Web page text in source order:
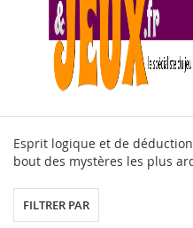
Esprit logique et de
bout des mystères les plus
FILTRER PAR